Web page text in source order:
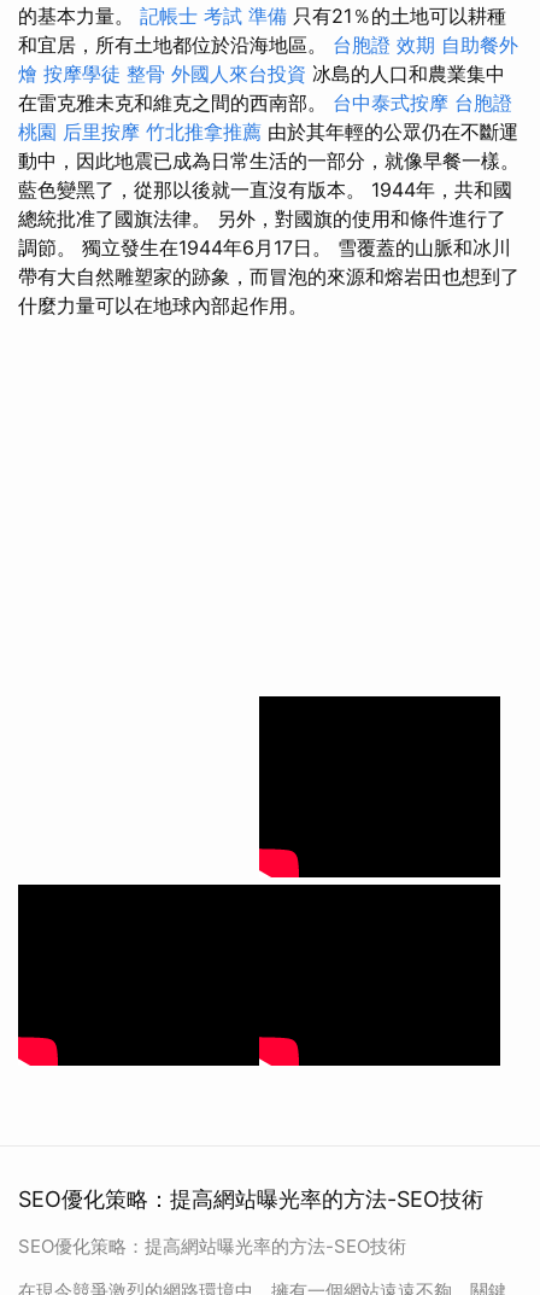
的基本力量。 記帳士 考試 準備 只有21％的土地可以耕種
和宜居，所有土地都位於沿海地區。 台胞證 效期 自助餐外
燴 按摩學徒 整骨 外國人來台投資 冰島的人口和農業集中
在雷克雅未克和維克之間的西南部。 台中泰式按摩 台胞證
桃園 后里按摩 竹北推拿推薦 由於其年輕的公眾仍在不斷運
動中，因此地震已成為日常生活的一部分，就像早餐一樣。
藍色變黑了，從那以後就一直沒有版本。 1944年，共和國
總統批准了國旗法律。 另外，對國旗的使用和條件進行了
調節。 獨立發生在1944年6月17日。 雪覆蓋的山脈和冰川
帶有大自然雕塑家的跡象，而冒泡的來源和熔岩田也想到了
什麼力量可以在地球內部起作用。
SEO優化策略：提高網站曝光率的方法-SEO技術
SEO優化策略：提高網站曝光率的方法-SEO技術